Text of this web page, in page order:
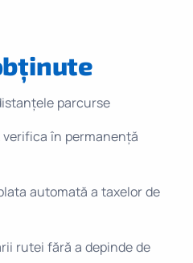
parcurse
în permanență
automată a taxelor de
rutei fără a depinde de